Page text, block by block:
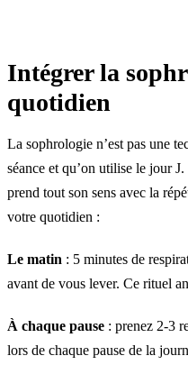
Intégrer la
quotidien
La sophrologie n’est pas une
séance et qu’on utilise le jour J.
prend tout son sens avec la
votre quotidien :
Le matin : 5 minutes de
avant de vous lever. Ce rituel
À chaque pause : prenez 2-3
lors de chaque pause de la